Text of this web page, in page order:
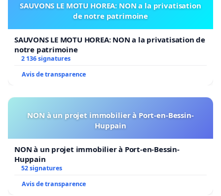
SAUVONS LE MOTU HOREA: NON a la privatisation
de notre patrimoine
SAUVONS LE MOTU HOREA: NON a la privatisation de
notre patrimoine
2 136 signatures
Avis de transparence
NON à un projet immobilier à Port-en-Bessin-
Huppain
NON à un projet immobilier à Port-en-Bessin-
Huppain
52 signatures
Avis de transparence